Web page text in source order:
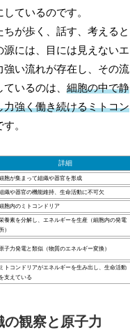
ているのです。
ちが歩く、話す、考えると
源には、目には見えないエ
強い流れが存在し、その流
ているのは、細胞の中で静
力強く働き続けるミトコン
。
詳細
胞が集まって組織や器官を形成
織や器官の機能維持、生命活動に不可欠
胞内のミトコンドリア
養素を分解し、エネルギーを生産（細胞内の発電
所）
原子力発電と類似（物質のエネルギー変換）
ミトコンドリアがエネルギーを生み出し、生命活動
を支えている
の観察と原子力